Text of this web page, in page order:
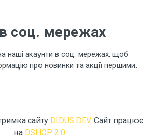
соц. мережах
наші акаунти в соц. мережах, щоб
про новинки та акції першими.
сайту DIDUS.DEV. Сайт працює
на DSHOP 2.0.